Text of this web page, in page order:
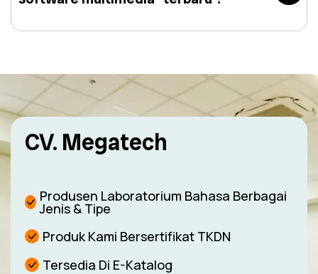
CV. Megatech
Produsen Laboratorium Bahasa Berbagai
Jenis & Tipe
Produk Kami Bersertifikat TKDN
Tersedia Di E-Katalog